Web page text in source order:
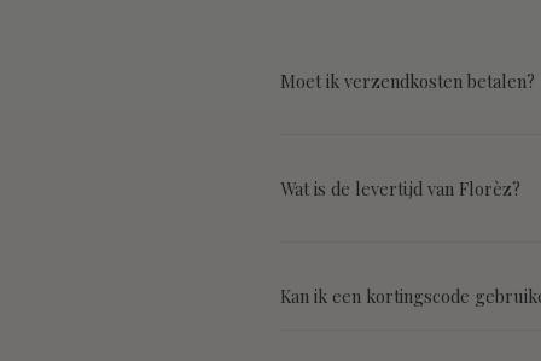
Moet ik verzendkosten betalen?
Wat is de levertijd van Florèz?
Kan ik een kortingscode